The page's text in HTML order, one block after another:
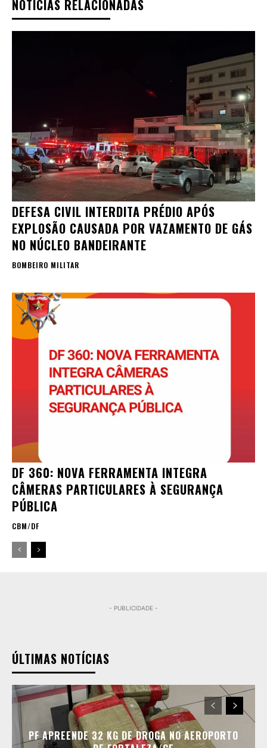
NOTÍCIAS RELACIONADAS
DEFESA CIVIL INTERDITA PRÉDIO APÓS
EXPLOSÃO CAUSADA POR VAZAMENTO DE GÁS
NO NÚCLEO BANDEIRANTE
BOMBEIRO MILITAR
DF 360: NOVA FERRAMENTA INTEGRA
CÂMERAS PARTICULARES À SEGURANÇA
PÚBLICA
CBM/DF
- PUBLICIDADE -
ÚLTIMAS NOTÍCIAS
PF APREENDE 32 KG DE DROGA NO AEROPORTO